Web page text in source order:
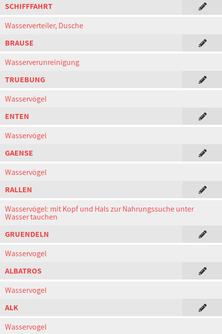
SCHIFFFAHRT
Wasserverteiler, Dusche
BRAUSE
Wasserverunreinigung
TRUEBUNG
Wasservögel
ENTEN
Wasservögel
GAENSE
Wasservögel
RALLEN
Wasservögel: mit Kopf und Hals zur Nahrungssuche unter
Wasser tauchen
GRUENDELN
Wasservogel
ALBATROS
Wasservogel
ALK
Wasservogel